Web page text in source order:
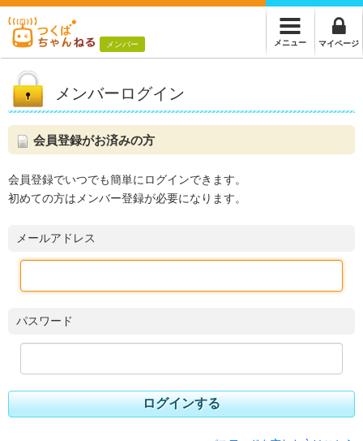
メンバー メニュー マイページ
メンバーログイン
会員登録がお済みの方
会員登録でいつでも簡単にログインできます。
初めての方はメンバー登録が必要になります。
メールアドレス
パスワード
ログインする